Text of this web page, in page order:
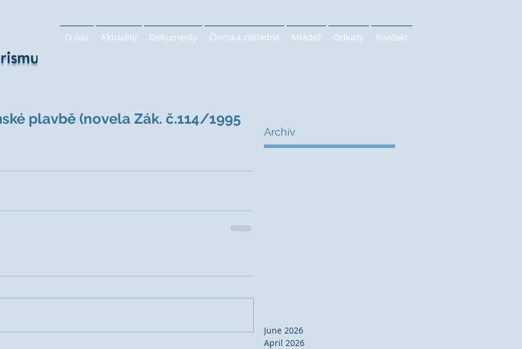
O nás Aktuality Dokumenty Členská základna Mládež Odkazy Kontakt
plavbě (novela Zák. č.114/1995
Archiv
June 2026
April 2026